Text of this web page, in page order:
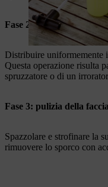
Fase 2: utilizzare un
Distribuire uniformemente
Questa operazione risulta
spruzzatore o di un
Fase 3: pulizia della
Spazzolare e strofinare la
rimuovere lo sporco con